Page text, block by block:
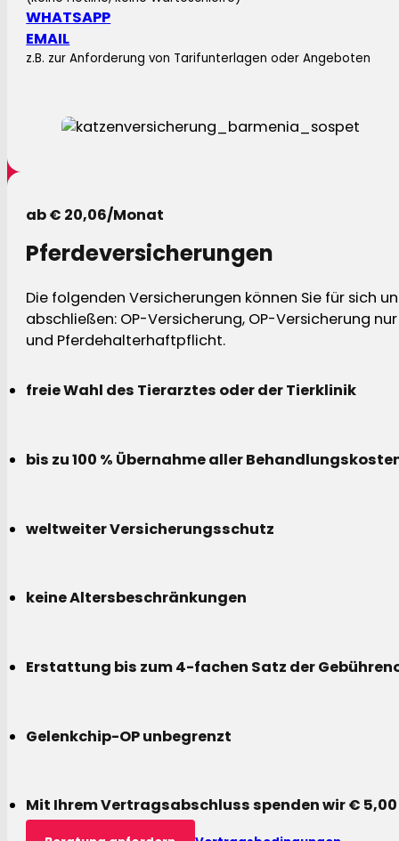
WHATSAPP
EMAIL
z.B. zur Anforderung von Tarifunterlagen oder Angeboten
ab € 20,06/Monat
Pferdeversicherungen
Die folgenden Versicherungen können Sie für sich
abschließen: OP-Versicherung, OP-Versicherung
und Pferdehalterhaftpflicht.
freie Wahl des Tierarztes oder der Tierklinik
bis zu 100 % Übernahme aller
weltweiter Versicherungsschutz
keine Altersbeschränkungen
Erstattung bis zum 4-fachen Satz der
Gelenkchip-OP unbegrenzt
Mit Ihrem Vertragsabschluss spenden wir €